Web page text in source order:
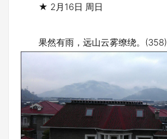
★ 2月16日 周日
果然有雨，远山云雾缭绕。(358)